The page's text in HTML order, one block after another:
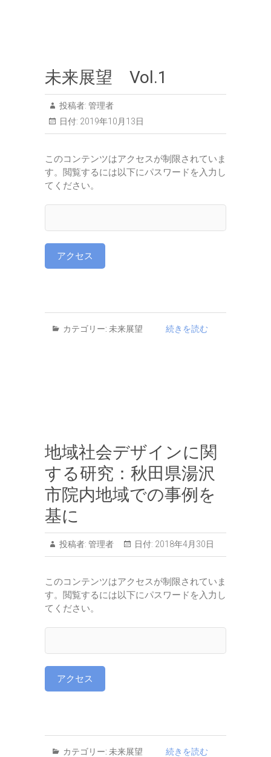
未来展望 Vol.1
投稿者: 管理者
日付: 2019年10月13日
このコンテンツはアクセスが制限されていま
す。閲覧するには以下にパスワードを入力し
てください。
カテゴリー: 未来展望 続きを読む
地域社会デザインに関
する研究：秋田県湯沢
市院内地域での事例を
基に
投稿者: 管理者 日付: 2018年4月30日
このコンテンツはアクセスが制限されていま
す。閲覧するには以下にパスワードを入力し
てください。
カテゴリー: 未来展望 続きを読む